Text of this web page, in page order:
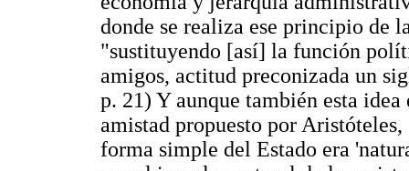
donde se realiza ese principio de
"sustituyendo [así] la función
amigos, actitud preconizada un
p. 21) Y aunque también esta
amistad propuesto por
forma simple del Estado era